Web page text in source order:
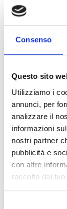
Consenso
Questo sito
Utilizziamo i
annunci, per
analizzare il
informazioni
nostri partner
pubblicità e
con altre
raccolto dal
HP ProOne 240
60,5 cm (23.8"),
x 1080 Pixel,
Core™ i7.
Capacità totale di
SSD. Modello
Fotocamera
Devi